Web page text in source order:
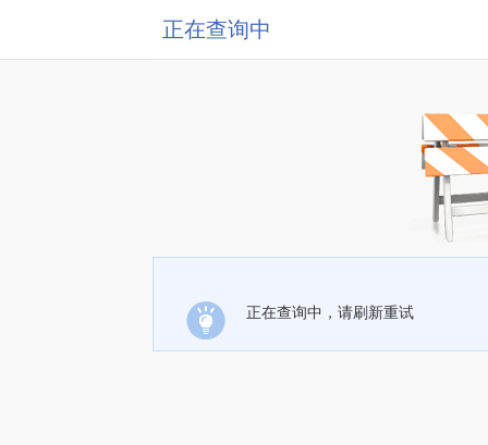
正在查询中
正在查询中，请刷新重试